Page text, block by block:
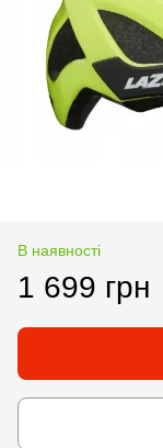
В наявності
1 699 грн